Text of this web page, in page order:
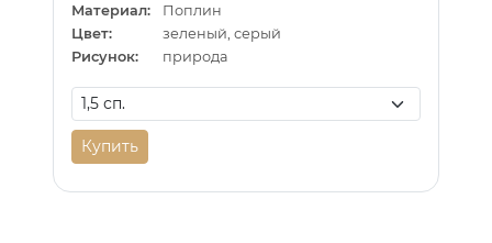
Материал:
Поплин
Цвет:
зеленый, серый
Рисунок:
природа
Купить